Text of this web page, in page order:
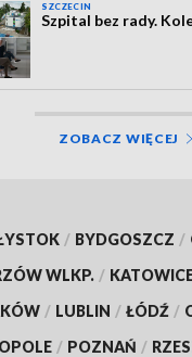
SZCZECIN
Szpital bez rady.
ZOBACZ WIĘCEJ
/ BYDGOSZCZ /
WLKP. /
/ LUBLIN / ŁÓDŹ /
OPOLE / POZNAŃ /